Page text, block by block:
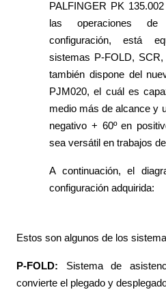
PALFINGER PK
las operaciones
configuración, está
sistemas P-FOLD,
también dispone del
PJM020, el cuál es
medio más de alcance y
negativo + 60º en
sea versátil en trabajos
A continuación, el
configuración adquirida:
Estos son algunos de los
P-FOLD: Sistema de
convierte el plegado y